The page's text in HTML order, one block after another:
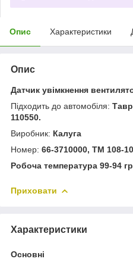
Опис Характеристики
Опис
Датчик увімкнення
Підходить до автомобіля:
110550.
Виробник: Калуга
Номер: 66-3710000, ТМ 108-10
Робоча температура 99-94
Приховати
Характеристики
Основні